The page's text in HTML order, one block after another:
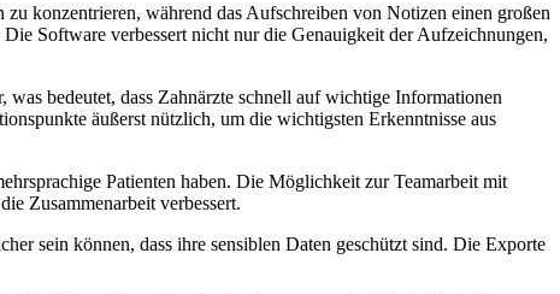
konzentrieren, während das Aufschreiben von Notizen einen großen
Software verbessert nicht nur die Genauigkeit der Aufzeichnungen,
bedeutet, dass Zahnärzte schnell auf wichtige Informationen
äußerst nützlich, um die wichtigsten Erkenntnisse aus
Patienten haben. Die Möglichkeit zur Teamarbeit mit
Zusammenarbeit verbessert.
sein können, dass ihre sensiblen Daten geschützt sind. Die Exporte